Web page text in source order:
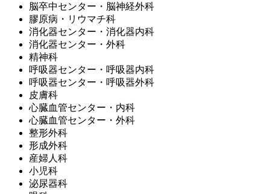
脳卒中センター・脳神経外科
膠原病・リウマチ科
消化器センター・消化器内科
消化器センター・外科
精神科
呼吸器センター・呼吸器内科
呼吸器センター・呼吸器外科
皮膚科
心臓血管センター・内科
心臓血管センター・外科
整形外科
形成外科
産婦人科
小児科
泌尿器科